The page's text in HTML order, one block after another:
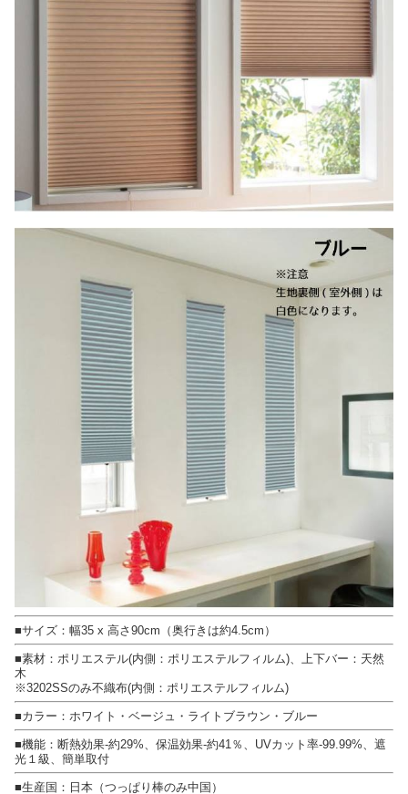
■サイズ：幅35 x 高さ90cm（奥行きは約4.5cm）
■素材：ポリエステル(内側：ポリエステルフィルム)、上下バー：天然
木
※3202SSのみ不織布(内側：ポリエステルフィルム)
■カラー：ホワイト・ベージュ・ライトブラウン・ブルー
■機能：断熱効果-約29%、保温効果-約41％、UVカット率-99.99%、遮
光１級、簡単取付
■生産国：日本（つっぱり棒のみ中国）